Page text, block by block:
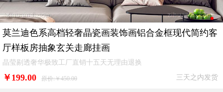
莫兰迪色系高档轻奢晶瓷画装饰画铝合金框现代简约客
厅样板房抽象玄关走廊挂画
晶莹剔透奢华极致工厂直销十五天无理由退换
￥ 199.00 原价:￥450.00 三天之内发货